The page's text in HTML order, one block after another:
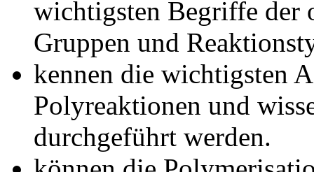
wichtigsten Begriffe der
Gruppen und
kennen die wichtigsten
Polyreaktionen und
durchgeführt werden.